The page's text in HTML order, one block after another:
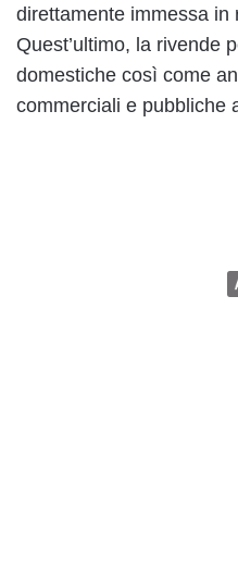
direttamente immessa in
Quest’ultimo, la rivende
domestiche così come
commerciali e pubbliche